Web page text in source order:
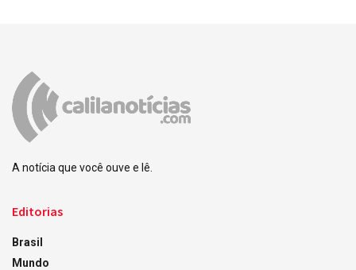
A notícia que você ouve e lê.
Editorias
Brasil
Mundo